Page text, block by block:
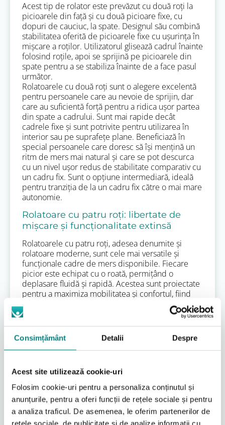
Consimțământ Detalii Despre
Acest site utilizează cookie-uri
Folosim cookie-uri pentru a personaliza conținutul și
anunțurile, pentru a oferi funcții de rețele sociale și pentru
a analiza traficul. De asemenea, le oferim partenerilor de
Acest tip de rolator este prevăzut cu două roți la
picioarele din față și cu două picioare fixe, cu
dopuri de cauciuc, la spate. Designul său combină
stabilitatea oferită de picioarele fixe cu ușurința în
mișcare a roților. Utilizatorul glisează cadrul înainte
folosind roțile, apoi se sprijină pe picioarele din
spate pentru a se stabiliza înainte de a face pasul
următor.
Rolatoarele cu două roți sunt o alegere excelentă
pentru persoanele care au nevoie de sprijin, dar
care au suficientă forță pentru a ridica ușor partea
din spate a cadrului. Sunt mai rapide decât
cadrele fixe și sunt potrivite pentru utilizarea în
interior sau pe suprafețe plane. Beneficiază în
special persoanele care doresc să își mențină un
ritm de mers mai natural și care se pot descurca
cu un nivel ușor redus de stabilitate comparativ cu
un cadru fix. Sunt o opțiune intermediară, ideală
pentru tranziția de la un cadru fix către o mai mare
autonomie.
Rolatoare cu patru roți: libertate de
mișcare și funcționalitate extinsă
Rolatoarele cu patru roți, adesea denumite și
rolatoare moderne, sunt cele mai versatile și
funcționale cadre de mers disponibile. Fiecare
picior este echipat cu o roată, permițând o
deplasare fluidă și rapidă. Acestea sunt proiectate
pentru a maximiza mobilitatea și confortul, fiind
echipate, de regulă, cu un scaun, un coș de
depozitare și un sistem de frânare.
Avantajele rolatoarelor cu patru roți sunt multiple.
Ele oferă o libertate de mișcare remarcabilă, fiind
ideale pentru deplasări pe distanțe lungi, atât în
interior, cât și în exterior. Scaunul integrat permite
nevoia, ceea ce este extrem de benefic pentru
persoanele cu rezistență redusă. Coșul sau geanta
de depozitare este practică pentru transportul
obiectelor personale sau al cumpărăturilor,
contribuind la menținerea independenței în